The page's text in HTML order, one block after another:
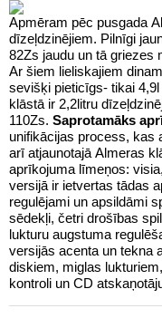
Apmēram pēc pusgada
dīzeļdzinējiem. Pilnīgi
82Zs jaudu un tā griezes
Ar šiem lieliskajiem
sevišķi pieticīgs- tikai
klāstā ir 2,2litru
110Zs. Saprotamāks
unifikācijas process, kas
arī atjaunotajā Almeras
aprīkojuma līmeņos:
versijā ir ietvertas tādas
regulējami un apsildāmi
sēdekļi, četri drošības
lukturu augstuma
versijās acenta un tekna
diskiem, miglas
kontroli un CD